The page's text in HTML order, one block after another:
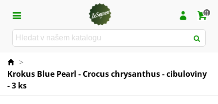
0
>
Krokus Blue Pearl - Crocus chrysanthus - cibuloviny
- 3 ks